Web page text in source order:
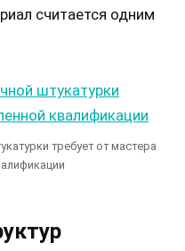
считается одним
требует от мастера